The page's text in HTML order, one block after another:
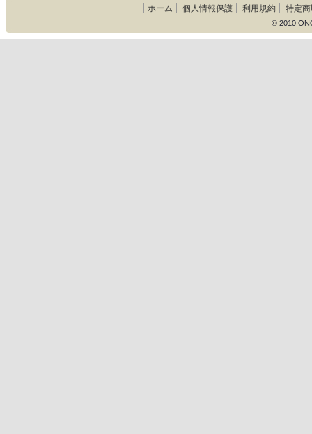
ホーム 個人情報保護 利用規約 特定
© 2010